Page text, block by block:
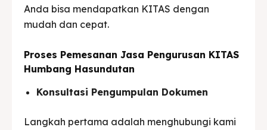
Anda bisa mendapatkan KITAS dengan
mudah dan cepat.
Proses Pemesanan Jasa Pengurusan KITAS
Humbang Hasundutan
Konsultasi Pengumpulan Dokumen
Langkah pertama adalah menghubungi kami